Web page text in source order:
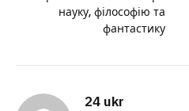
науку, філософію та
фантастику
24 ukr